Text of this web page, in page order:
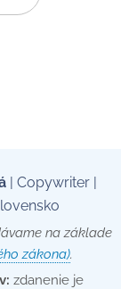
| Copywriter |
na základe
zákona).
zdanenie je